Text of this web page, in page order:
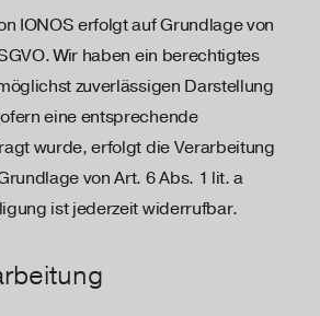
IONOS erfolgt auf Grundlage von
Wir haben ein berechtigtes
zuverlässigen Darstellung
eine entsprechende
wurde, erfolgt die Verarbeitung
von Art. 6 Abs. 1 lit. a
ist jederzeit widerrufbar.